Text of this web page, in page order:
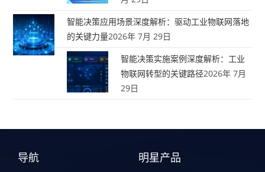
智能决策应用场景深度解析：驱动工业物联网落地
的关键力量2026年 7月 29日
智能决策实施案例深度解析：工业
物联网转型的关键路径2026年 7月
29日
导航 明星产品